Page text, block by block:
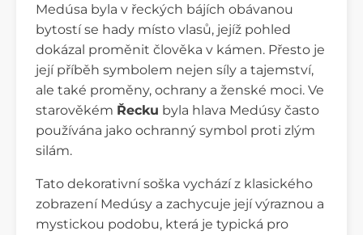
Medúsa byla v řeckých bájích obávanou
bytostí se hady místo vlasů, jejíž pohled
dokázal proměnit člověka v kámen. Přesto je
její příběh symbolem nejen síly a tajemství,
ale také proměny, ochrany a ženské moci. Ve
starověkém Řecku byla hlava Medúsy často
používána jako ochranný symbol proti zlým
silám.
Tato dekorativní soška vychází z klasického
zobrazení Medúsy a zachycuje její výraznou a
mystickou podobu, která je typická pro